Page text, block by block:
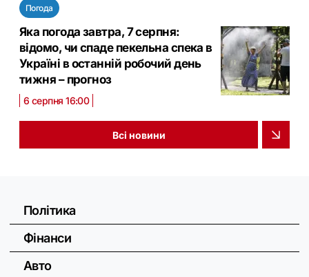
Погода
Яка погода завтра, 7 серпня:
відомо, чи спаде пекельна спека в
Україні в останній робочий день
тижня – прогноз
6 серпня 16:00
Всі новини
Політика
Фінанси
Авто